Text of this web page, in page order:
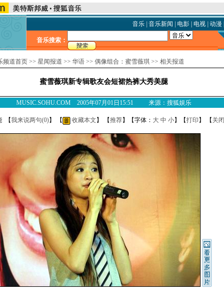
音乐| 音乐新闻 电影| 电视| 动漫
音乐搜索：
频道首页 >> 星闻报道 >> 华语 >> 偶像组合：蜜雪薇琪 >> 相关报道
蜜雪薇琪新专辑歌友会短裙热裤大秀美腿
MUSIC.SOHU.COM 2005年07月01日15:51 来源：搜狐娱乐
【我来说两句(0)】 【 收藏本文 】 【推荐】【字体： 大 中 小】【打印 】 【 关闭